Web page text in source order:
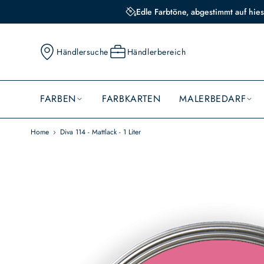
Edle Farbtöne, abgestimmt auf
Händlersuche Händlerbereich
FARBEN FARBKARTEN MALERBEDARF
Home Diva 114 - Mattlack - 1 Liter